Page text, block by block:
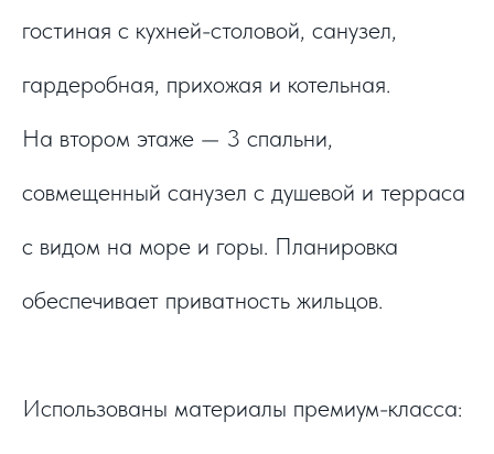
гостиная с кухней-столовой, санузел,
гардеробная, прихожая и котельная.
На втором этаже — 3 спальни,
совмещенный санузел с душевой и терраса
с видом на море и горы. Планировка
обеспечивает приватность жильцов.
Использованы материалы премиум-класса: